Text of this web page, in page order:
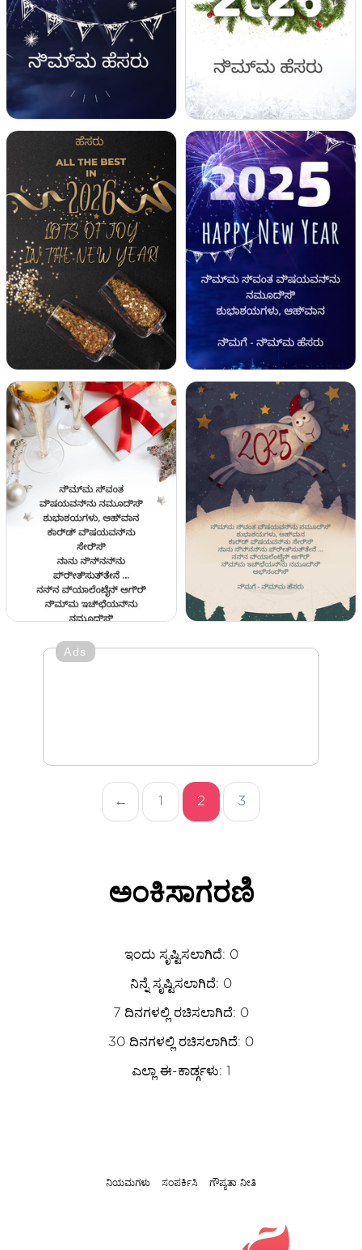
Ads
← 1 2 3
ಅಂಕಿಸಾಗರಣಿ
ಇಂದು ಸೃಷ್ಟಿಸಲಾಗಿದೆ: 0
ನಿನ್ನೆ ಸೃಷ್ಟಿಸಲಾಗಿದೆ: 0
7 ದಿನಗಳಲ್ಲಿ ರಚಿಸಲಾಗಿದೆ: 0
30 ದಿನಗಳಲ್ಲಿ ರಚಿಸಲಾಗಿದೆ: 0
ಎಲ್ಲಾ ಈ-ಕಾರ್ಡ್ಗಳು: 1
ನಿಯಮಗಳು ಸಂಪರ್ಕಿಸಿ ಗೌಪ್ಯತಾ ನೀತಿ